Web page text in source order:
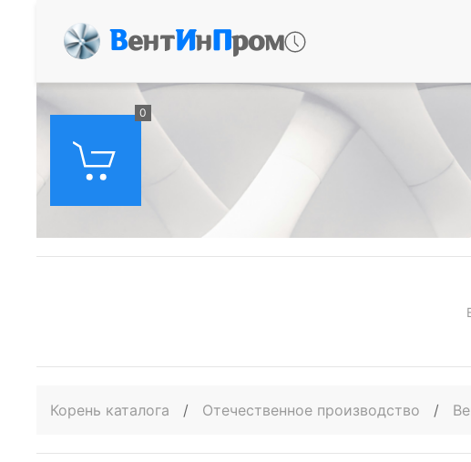
ВентИнПром
0
Корень каталога / Отечественное производство /